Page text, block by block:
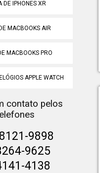
DE IPHONES XR
MACBOOKS AIR
MACBOOKS PRO
APPLE WATCH
contato pelos
9898
9625
4138